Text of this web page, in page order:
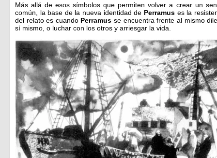
Más allá de esos símbolos que permiten volver a crear un
común, la base de la nueva identidad de Perramus es la
del relato es cuando Perramusse encuentra frente al mismo
sí mismo, o luchar con los otros y arriesgar la vida.